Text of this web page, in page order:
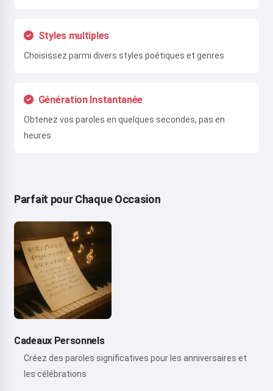
Styles multiples
Choisissez parmi divers styles poétiques et genres
Génération Instantanée
Obtenez vos paroles en quelques secondes, pas en
heures
Parfait pour Chaque Occasion
Cadeaux Personnels
Créez des paroles significatives pour les anniversaires et
les célébrations